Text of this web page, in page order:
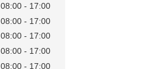
08:00 17:00
08:00 17:00
08:00 17:00
08:00 17:00
08:00 17:00